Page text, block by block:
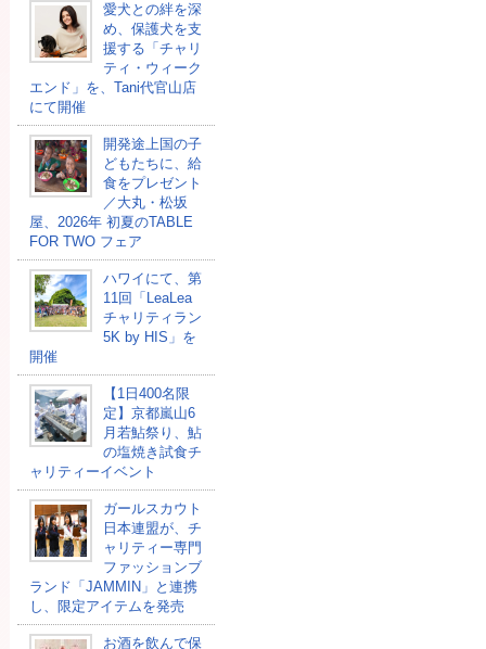
愛犬との絆を深
め、保護犬を支
援する「チャリ
ティ・ウィーク
エンド」を、Tani代官山店
にて開催
開発途上国の⼦
どもたちに、給
⾷をプレゼント
／大丸・松坂
屋、2026年 初夏のTABLE
FOR TWO フェア
ハワイにて、第
11回「LeaLea
チャリティラン
5K by HIS」を
開催
【1日400名限
定】京都嵐山6
月若鮎祭り、鮎
の塩焼き試食チ
ャリティーイベント
ガールスカウト
日本連盟が、チ
ャリティー専門
ファッションブ
ランド「JAMMIN」と連携
し、限定アイテムを発売
お酒を飲んで保